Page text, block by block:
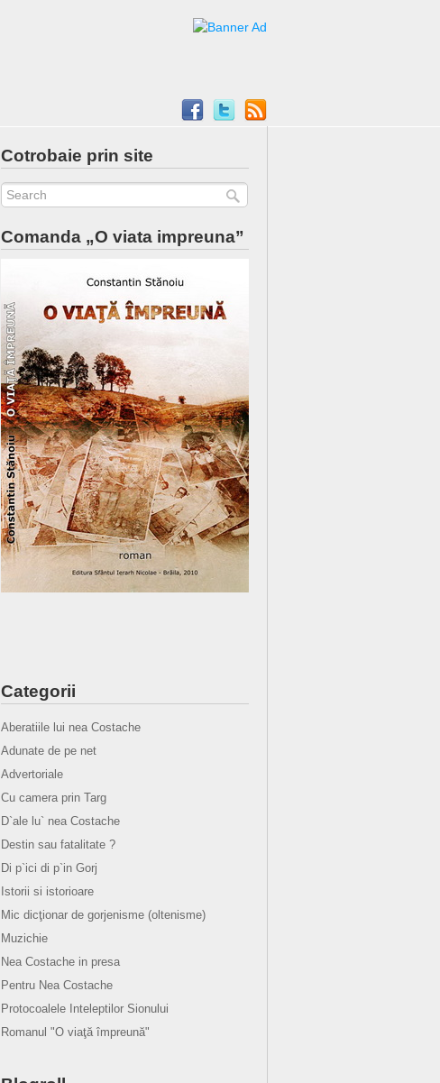
Cotrobaie prin site
Comanda „O viata impreuna”
Categorii
Aberatiile lui nea Costache
Adunate de pe net
Advertoriale
Cu camera prin Targ
D`ale lu` nea Costache
Destin sau fatalitate ?
Di p`ici di p`in Gorj
Istorii si istorioare
Mic dicţionar de gorjenisme (oltenisme)
Muzichie
Nea Costache in presa
Pentru Nea Costache
Protocoalele Inteleptilor Sionului
Romanul "O viaţă împreună"